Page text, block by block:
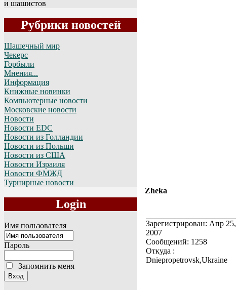
и шашистов
Рубрики новостей
Шашечный мир
Чекерс
Горбыли
Мнения...
Информация
Книжные новинки
Компьютерные новости
Московские новости
Новости
Новости EDC
Новости из Голландии
Новости из Польши
Новости из США
Новости Израиля
Новости ФМЖД
Турнирные новости
Login
Имя пользователя
Пароль
Запомнить меня
Zheka
Зарегистрирован: Апр 25,
2007
Сообщений: 1258
Откуда :
Dniepropetrovsk,Ukraine